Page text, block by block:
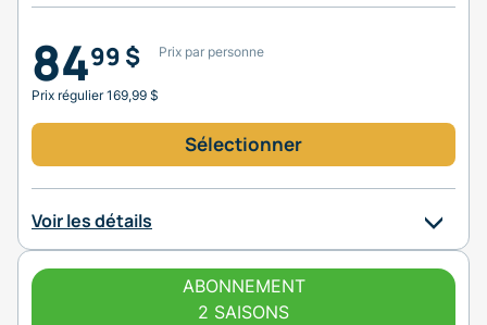
Prix par personne
8499 $
Prix régulier 169,99 $
Sélectionner
Voir les détails
ABONNEMENT
2 SAISONS